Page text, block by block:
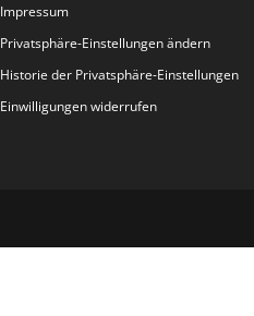
Impressum
Privatsphäre-Einstellungen ändern
Historie der Privatsphäre-Einstellungen
Einwilligungen widerrufen